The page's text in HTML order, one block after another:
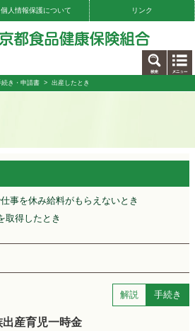
個人情報保護について リンク
続き・申請書 > 出産したとき
事を休み給料がもらえないとき
取得したとき
解説 手続き
産育児一時金